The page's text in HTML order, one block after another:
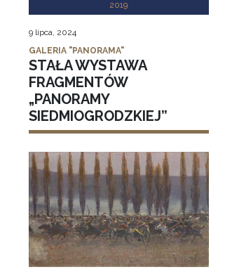
2019
9 lipca, 2024
GALERIA "PANORAMA"
STAŁA WYSTAWA
FRAGMENTÓW
„PANORAMY
SIEDMIOGRODZKIEJ”